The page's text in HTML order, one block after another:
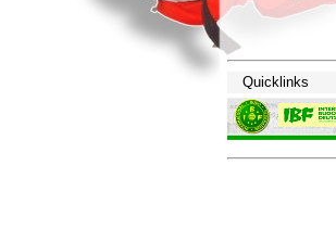
Quick links